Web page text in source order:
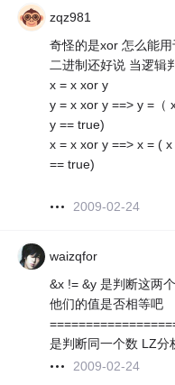
zqz981
奇怪的是xor 怎么能
二进制还好说 当逻辑
x = x xor y
y = x xor y ==> y =（
y == true)
x = x xor y ==> x = (
== true)
2009-02-24
waizqfor
&x != &y 是判断这两
他们的值是否相等吧
是判断同一个数 LZ分
2009-02-24